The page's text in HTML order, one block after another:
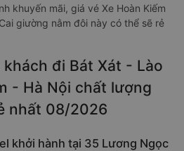
khuyến mãi, giá vé Xe Hoàn Kiếm
giường nằm đôi này có thể sẽ rẻ
khách đi Bát Xát - Lào
- Hà Nội chất lượng
nhất 08/2026
khởi hành tại 35 Lương Ngọc